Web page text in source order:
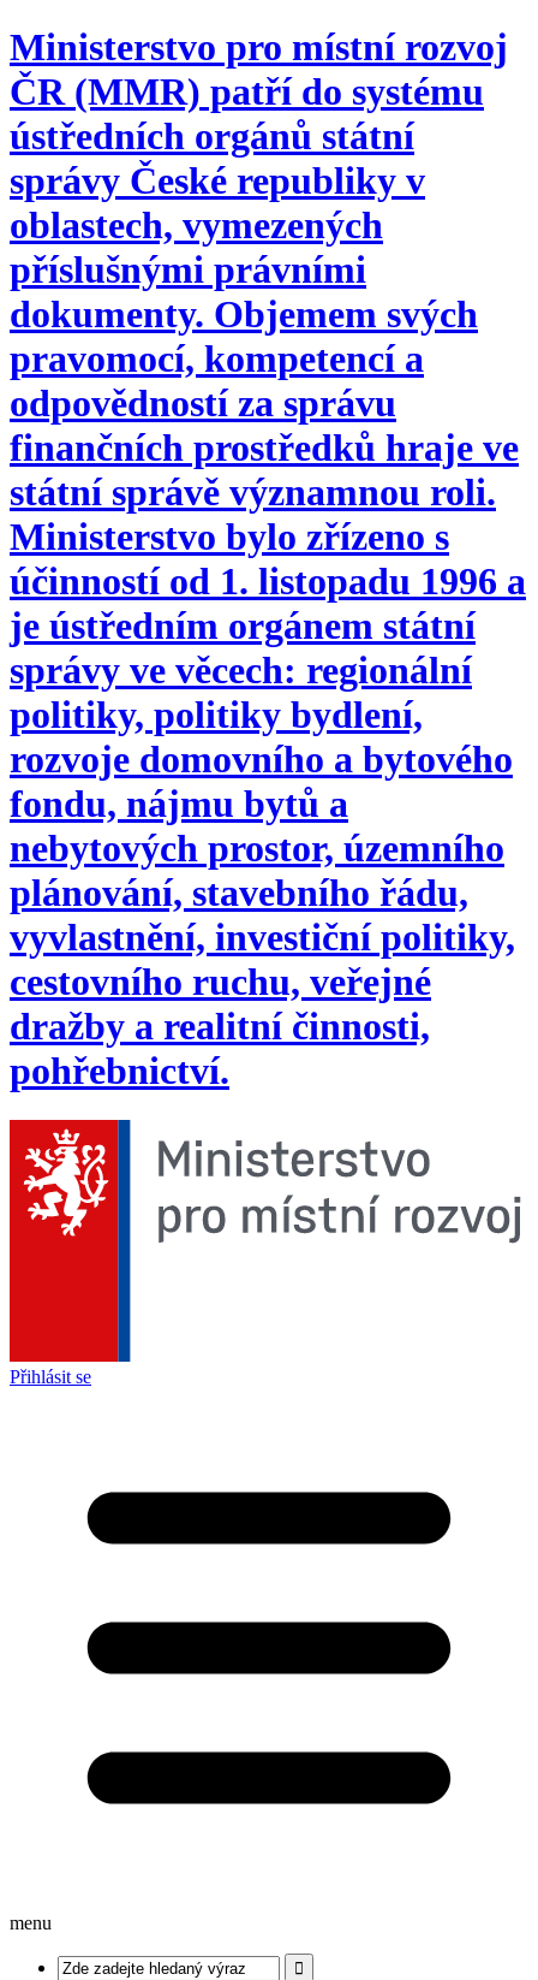
Ministerstvo pro místní rozvoj
ČR (MMR) patří do systému
ústředních orgánů státní
správy České republiky v
oblastech, vymezených
příslušnými právními
dokumenty. Objemem svých
pravomocí, kompetencí a
odpovědností za správu
finančních prostředků hraje ve
státní správě významnou roli.
Ministerstvo bylo zřízeno s
účinností od 1. listopadu 1996 a
je ústředním orgánem státní
správy ve věcech: regionální
politiky, politiky bydlení,
rozvoje domovního a bytového
fondu, nájmu bytů a
nebytových prostor, územního
plánování, stavebního řádu,
vyvlastnění, investiční politiky,
cestovního ruchu, veřejné
dražby a realitní činnosti,
pohřebnictví.
Přihlásit se
menu